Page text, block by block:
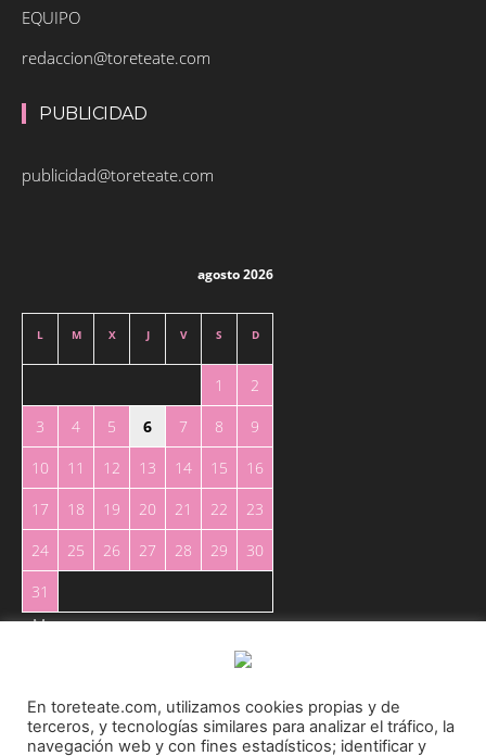
EQUIPO
redaccion@toreteate.com
PUBLICIDAD
publicidad@toreteate.com
agosto 2026
L M X J V S D
1
2
3
4 5 6 7 8
9
10
11 12 13 14 15
16
17
18 19 20 21 22
23
24
25 26 27 28 29
30
31
« May
En toreteate.com, utilizamos cookies propias y de
terceros, y tecnologías similares para analizar el tráfico, la
navegación web y con fines estadísticos; identificar y